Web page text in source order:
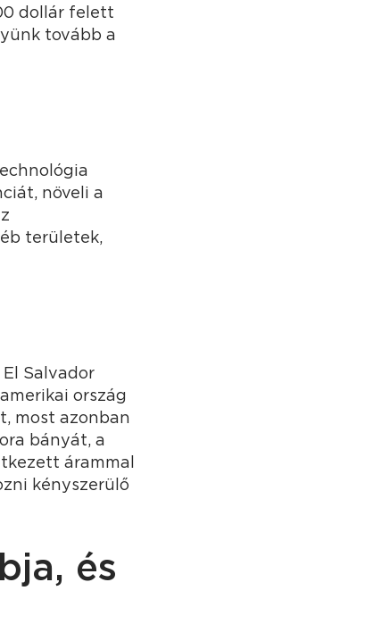
dollár felett
tovább a
növeli a
területek,
Salvador
ország
most azonban
bányát, a
árammal
kényszerülő
és